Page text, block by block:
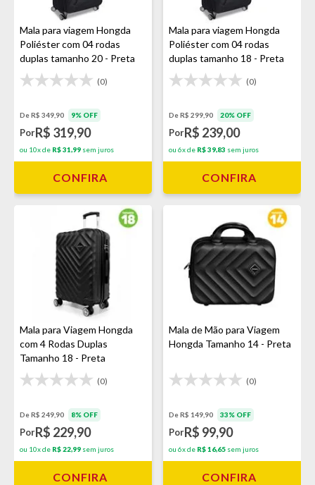
Mala para viagem Hongda
Poliéster com 04 rodas
duplas tamanho 20 - Preta
(0)
De R$ 349,90 9% OFF
PorR$ 319,90
ou 10x de R$ 31,99 sem juros
CONFIRA
Mala para viagem Hongda
Poliéster com 04 rodas
duplas tamanho 18 - Preta
(0)
De R$ 299,90 20% OFF
PorR$ 239,00
ou 6x de R$ 39,83 sem juros
CONFIRA
Mala para Viagem Hongda
com 4 Rodas Duplas
Tamanho 18 - Preta
(0)
De R$ 249,90 8% OFF
PorR$ 229,90
ou 10x de R$ 22,99 sem juros
CONFIRA
Mala de Mão para Viagem
Hongda Tamanho 14 - Preta
(0)
De R$ 149,90 33% OFF
PorR$ 99,90
ou 6x de R$ 16,65 sem juros
CONFIRA